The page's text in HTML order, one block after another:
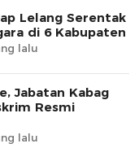
Lelang Serentak
di 6 Kabupaten
lalu
Jabatan Kabag
Resmi
lalu